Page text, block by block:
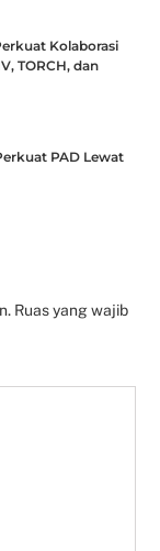
Kolaborasi
TORCH, dan
PAD Lewat
Ruas yang wajib